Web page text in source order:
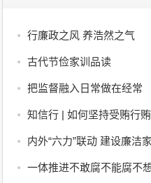
行廉政之风 养浩然之气
古代节俭家训品读
把监督融入日常做在经常
知信行 | 如何坚持受贿行
内外“六力”联动 建设廉洁
一体推进不敢腐不能腐不